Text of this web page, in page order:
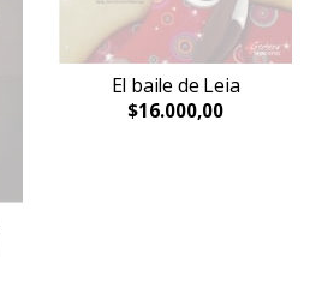
El baile de Leia
$16.000,00